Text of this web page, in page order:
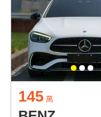
145 萬